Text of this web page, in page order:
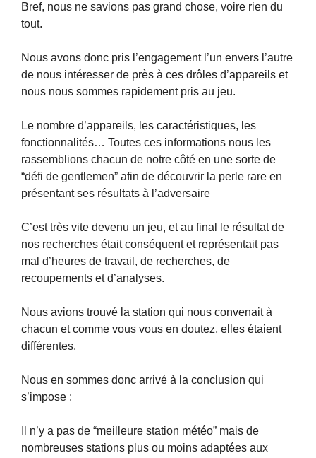
Bref, nous ne savions pas grand chose, voire rien du
tout.
Nous avons donc pris l’engagement l’un envers l’autre
de nous intéresser de près à ces drôles d’appareils et
nous nous sommes rapidement pris au jeu.
Le nombre d’appareils, les caractéristiques, les
fonctionnalités… Toutes ces informations nous les
rassemblions chacun de notre côté en une sorte de
“défi de gentlemen” afin de découvrir la perle rare en
présentant ses résultats à l’adversaire
C’est très vite devenu un jeu, et au final le résultat de
nos recherches était conséquent et représentait pas
mal d’heures de travail, de recherches, de
recoupements et d’analyses.
Nous avions trouvé la station qui nous convenait à
chacun et comme vous vous en doutez, elles étaient
différentes.
Nous en sommes donc arrivé à la conclusion qui
s’impose :
Il n’y a pas de “meilleure station météo” mais de
nombreuses stations plus ou moins adaptées aux